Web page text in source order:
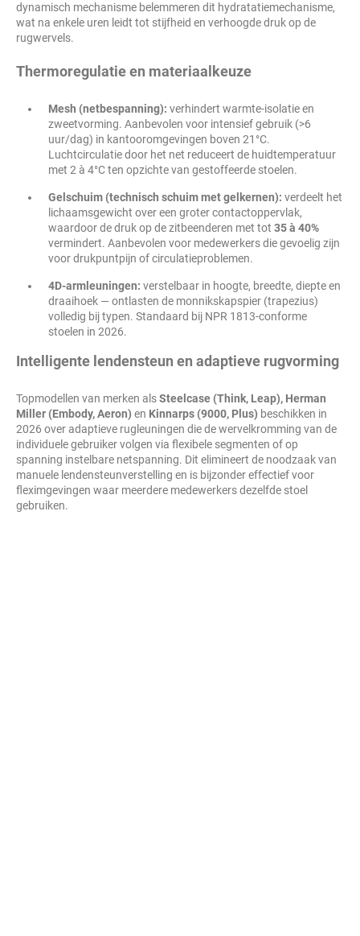
dynamisch mechanisme belemmeren dit hydratatiemechanisme,
wat na enkele uren leidt tot stijfheid en verhoogde druk op de
rugwervels.
Thermoregulatie en materiaalkeuze
Mesh (netbespanning): verhindert warmte-isolatie en
zweetvorming. Aanbevolen voor intensief gebruik (>6
uur/dag) in kantooromgevingen boven 21°C.
Luchtcirculatie door het net reduceert de huidtemperatuur
met 2 à 4°C ten opzichte van gestoffeerde stoelen.
Gelschuim (technisch schuim met gelkernen): verdeelt het
lichaamsgewicht over een groter contactoppervlak,
waardoor de druk op de zitbeenderen met tot 35 à 40%
vermindert. Aanbevolen voor medewerkers die gevoelig zijn
voor drukpuntpijn of circulatieproblemen.
4D-armleuningen: verstelbaar in hoogte, breedte, diepte en
draaihoek — ontlasten de monnikskapspier (trapezius)
volledig bij typen. Standaard bij NPR 1813-conforme
stoelen in 2026.
Intelligente lendensteun en adaptieve rugvorming
Topmodellen van merken alsSteelcase (Think, Leap), Herman
Miller (Embody, Aeron) en Kinnarps (9000, Plus) beschikken in
2026 over adaptieve rugleuningen die de wervelkromming van de
individuele gebruiker volgen via flexibele segmenten of op
spanning instelbare netspanning. Dit elimineert de noodzaak van
manuele lendensteunverstelling en is bijzonder effectief voor
fleximgevingen waar meerdere medewerkers dezelfde stoel
gebruiken.